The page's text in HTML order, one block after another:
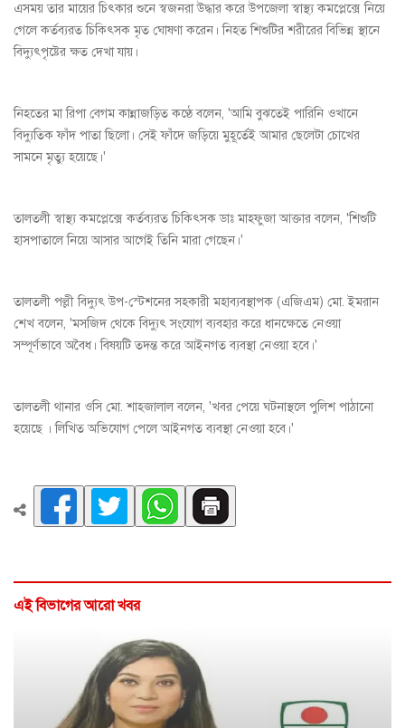
এসময় তার মায়ের চিৎকার শুনে স্বজনরা উদ্ধার করে উপজেলা স্বাস্থ্য কমপ্লেক্সে নিয়ে
গেলে কর্তব্যরত চিকিৎসক মৃত ঘোষণা করেন। নিহত শিশুটির শরীরের বিভিন্ন স্থানে
বিদ্যুৎপৃষ্টের ক্ষত দেখা যায়।
নিহতের মা রিপা বেগম কান্নাজড়িত কণ্ঠে বলেন, 'আমি বুঝতেই পারিনি ওখানে
বিদ্যুতিক ফাঁদ পাতা ছিলো। সেই ফাঁদে জড়িয়ে মুহূর্তেই আমার ছেলেটা চোখের
সামনে মৃত্যু হয়েছে।'
তালতলী স্বাস্থ্য কমপ্লেক্সে কর্তব্যরত চিকিৎসক ডাঃ মাহফুজা আক্তার বলেন, 'শিশুটি
হাসপাতালে নিয়ে আসার আগেই তিনি মারা গেছেন।'
তালতলী পল্লী বিদ্যুৎ উপ-স্টেশনের সহকারী মহাব্যবস্থাপক (এজিএম) মো. ইমরান
শেখ বলেন, 'মসজিদ থেকে বিদ্যুৎ সংযোগ ব্যবহার করে ধানক্ষেতে নেওয়া
সম্পূর্ণভাবে অবৈধ। বিষয়টি তদন্ত করে আইনগত ব্যবস্থা নেওয়া হবে।'
তালতলী থানার ওসি মো. শাহজালাল বলেন, 'খবর পেয়ে ঘটনাস্থলে পুলিশ পাঠানো
হয়েছে । লিখিত অভিযোগ পেলে আইনগত ব্যবস্থা নেওয়া হবে।'
এই বিভাগের আরো খবর